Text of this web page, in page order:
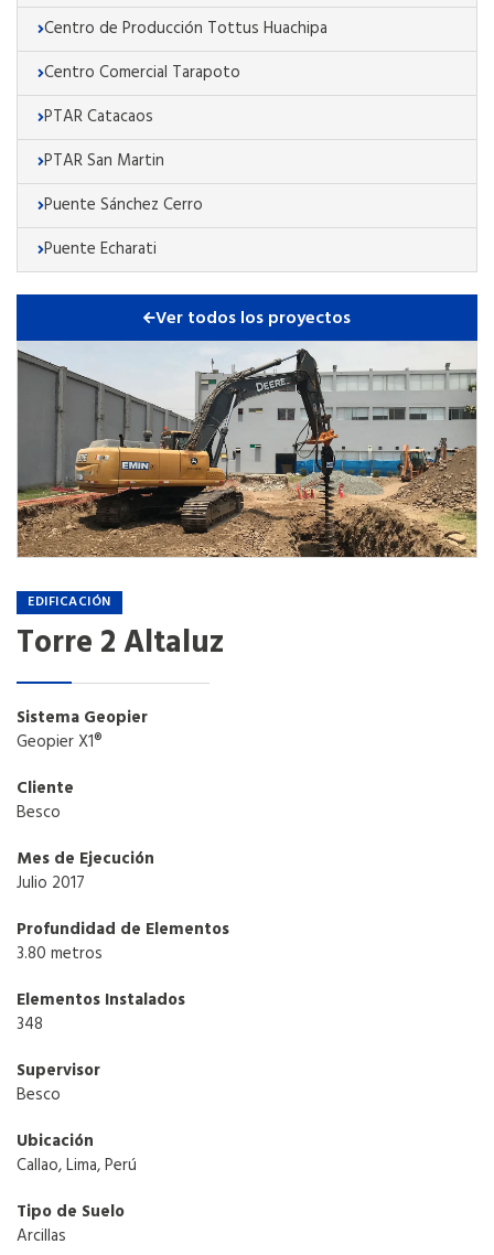
Centro de Producción Tottus Huachipa
Centro Comercial Tarapoto
PTAR Catacaos
PTAR San Martin
Puente Sánchez Cerro
Puente Echarati
Ver todos los proyectos
EDIFICACIÓN
Torre 2 Altaluz
Sistema Geopier
Geopier X1®
Cliente
Besco
Mes de Ejecución
Julio 2017
Profundidad de Elementos
3.80 metros
Elementos Instalados
348
Supervisor
Besco
Ubicación
Callao, Lima, Perú
Tipo de Suelo
Arcillas